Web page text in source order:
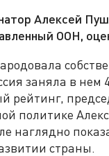
Алексей
ООН,
заняла в
рейтинг,
политике
наглядно
страны.